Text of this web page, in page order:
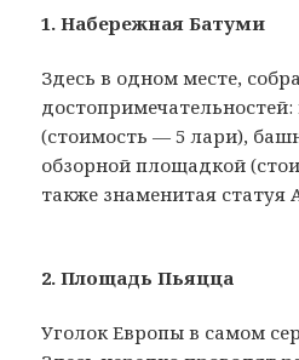
1. Набережная Батуми
Здесь в одном месте,
достопримечательностей:
(стоимость — 5 лари),
обзорной площадкой
также знаменитая статуя
2. Площадь Пьяцца
Уголок Европы в самом